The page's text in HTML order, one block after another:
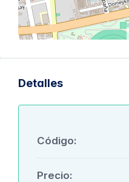
Detalles
Código:
Precio: